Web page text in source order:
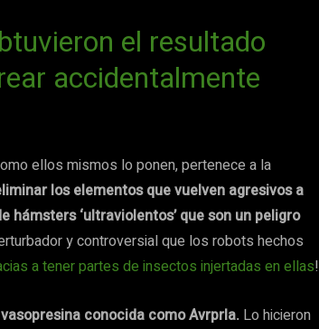
el resultado
accidentalmente
ellos mismos lo ponen, pertenece a la
los elementos que vuelven agresivos a
‘ultraviolentos’ que son un peligro
y controversial que los robots hechos
a tener partes de insectos injertadas en ellas!
conocida como Avrprla. Lo hicieron